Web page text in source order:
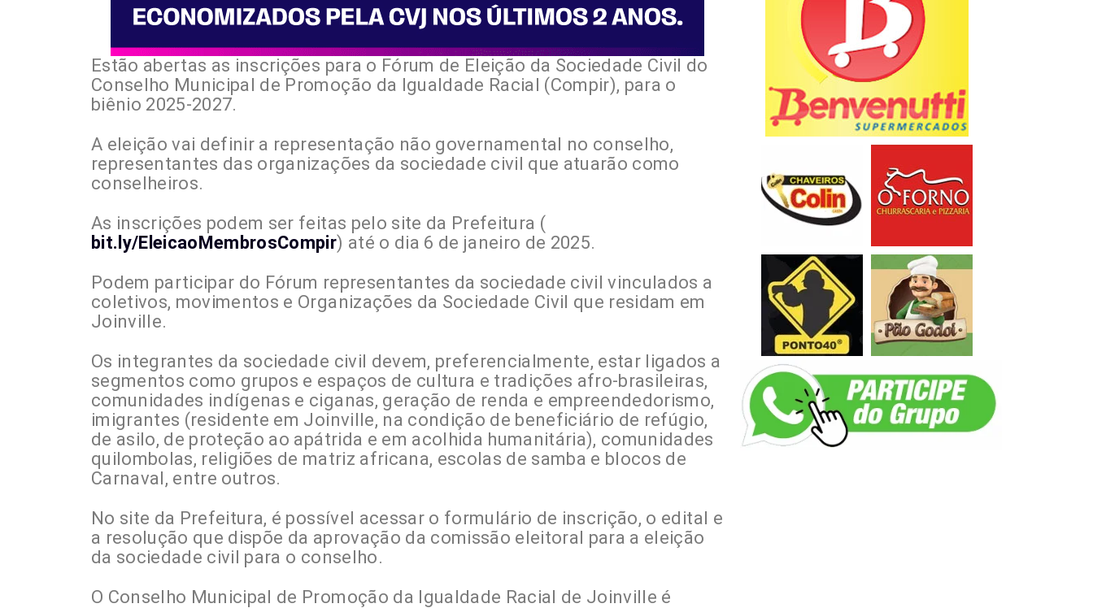
Estão abertas as inscrições para o Fórum de Eleição da Sociedade Civil do
Conselho Municipal de Promoção da Igualdade Racial (Compir), para o
biênio 2025-2027.
A eleição vai definir a representação não governamental no conselho,
representantes das organizações da sociedade civil que atuarão como
conselheiros.
As inscrições podem ser feitas pelo site da Prefeitura (
bit.ly/EleicaoMembrosCompir) até o dia 6 de janeiro de 2025.
Podem participar do Fórum representantes da sociedade civil vinculados a
coletivos, movimentos e Organizações da Sociedade Civil que residam em
Joinville.
Os integrantes da sociedade civil devem, preferencialmente, estar ligados a
segmentos como grupos e espaços de cultura e tradições afro-brasileiras,
comunidades indígenas e ciganas, geração de renda e empreendedorismo,
imigrantes (residente em Joinville, na condição de beneficiário de refúgio,
de asilo, de proteção ao apátrida e em acolhida humanitária), comunidades
quilombolas, religiões de matriz africana, escolas de samba e blocos de
Carnaval, entre outros.
No site da Prefeitura, é possível acessar o formulário de inscrição, o edital e
a resolução que dispõe da aprovação da comissão eleitoral para a eleição
da sociedade civil para o conselho.
O Conselho Municipal de Promoção da Igualdade Racial de Joinville é